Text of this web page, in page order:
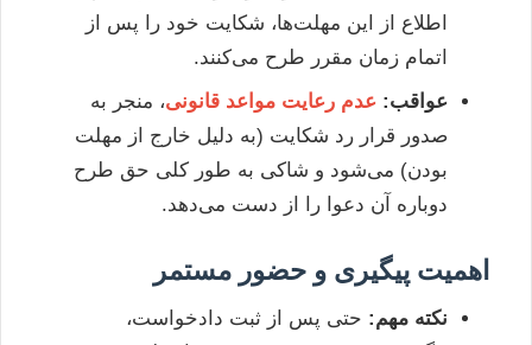
اطلاع از این مهلت‌ها، شکایت خود را پس از
اتمام زمان مقرر طرح می‌کنند.
عواقب: عدم رعایت مواعد قانونی، منجر به
صدور قرار رد شکایت (به دلیل خارج از مهلت
بودن) می‌شود و شاکی به طور کلی حق طرح
دوباره آن دعوا را از دست می‌دهد.
اهمیت پیگیری و حضور مستمر
نکته مهم: حتی پس از ثبت دادخواست،